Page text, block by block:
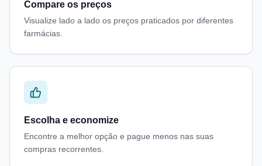
Compare os preços
Visualize lado a lado os preços praticados por diferentes
farmácias.
Escolha e economize
Encontre a melhor opção e pague menos nas suas
compras recorrentes.